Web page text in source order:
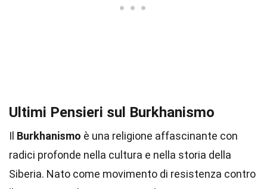
Ultimi Pensieri sul Burkhanismo
Il Burkhanismo è una religione affascinante con
radici profonde nella cultura e nella storia della
Siberia. Nato come movimento di resistenza contro